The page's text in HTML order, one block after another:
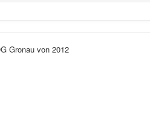
Gronau von 2012